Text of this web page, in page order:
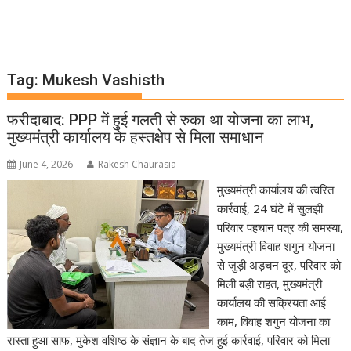
Tag: Mukesh Vashisth
फरीदाबाद: PPP में हुई गलती से रुका था योजना का लाभ,
मुख्यमंत्री कार्यालय के हस्तक्षेप से मिला समाधान
June 4, 2026 Rakesh Chaurasia
मुख्यमंत्री कार्यालय की त्वरित
कार्रवाई, 24 घंटे में सुलझी
परिवार पहचान पत्र की समस्या,
मुख्यमंत्री विवाह शगुन योजना
से जुड़ी अड़चन दूर, परिवार को
मिली बड़ी राहत, मुख्यमंत्री
कार्यालय की सक्रियता आई
काम, विवाह शगुन योजना का
रास्ता हुआ साफ, मुकेश वशिष्ठ के संज्ञान के बाद तेज हुई कार्रवाई, परिवार को मिला